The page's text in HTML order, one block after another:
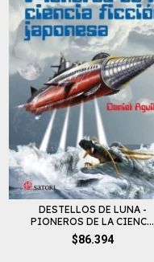
DESTELLOS DE LUNA -
PIONEROS DE LA CIENC...
$86.394